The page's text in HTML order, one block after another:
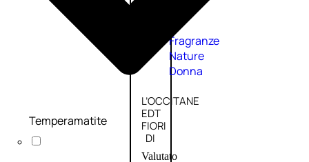
Fragranze
Nature
Donna
L’OCCITANE
EDT
FIORI
DI
Valutato
Temperamatite